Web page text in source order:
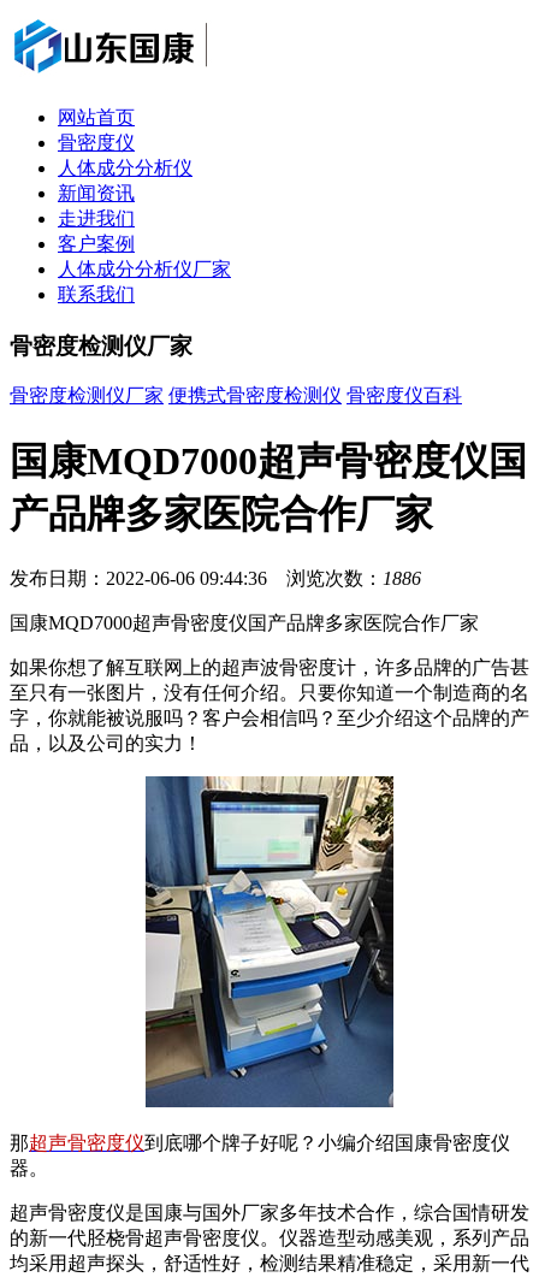
网站首页
骨密度仪
人体成分分析仪
新闻资讯
走进我们
客户案例
人体成分分析仪厂家
联系我们
骨密度检测仪厂家
骨密度检测仪厂家 便携式骨密度检测仪 骨密度仪百科
国康MQD7000超声骨密度仪国
产品牌多家医院合作厂家
发布日期：2022-06-06 09:44:36 浏览次数： 1886
国康MQD7000超声骨密度仪国产品牌多家医院合作厂家
如果你想了解互联网上的超声波骨密度计，许多品牌的广告甚
至只有一张图片，没有任何介绍。只要你知道一个制造商的名
字，你就能被说服吗？客户会相信吗？至少介绍这个品牌的产
品，以及公司的实力！
那超声骨密度仪到底哪个牌子好呢？小编介绍国康骨密度仪
器。
超声骨密度仪是国康与国外厂家多年技术合作，综合国情研发
的新一代胫桡骨超声骨密度仪。仪器造型动感美观，系列产品
均采用超声探头，舒适性好，检测结果精准稳定，采用新一代